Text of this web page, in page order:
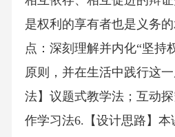
是权利的享有者也是义务
点：深刻理解并内化“坚持
原则，并在生活中践行这
法】议题式教学法；互动
作学习法6.【设计思路】本